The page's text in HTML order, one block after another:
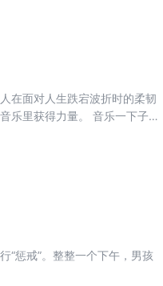
在面对人生跌宕波折时的柔韧
乐里获得力量。 音乐一下子就
“惩戒”。整整一个下午，男孩